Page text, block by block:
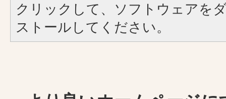
クリックして、ソフトウェアを
ストールしてください。